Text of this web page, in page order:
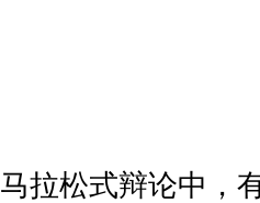
马拉松式辩论中，